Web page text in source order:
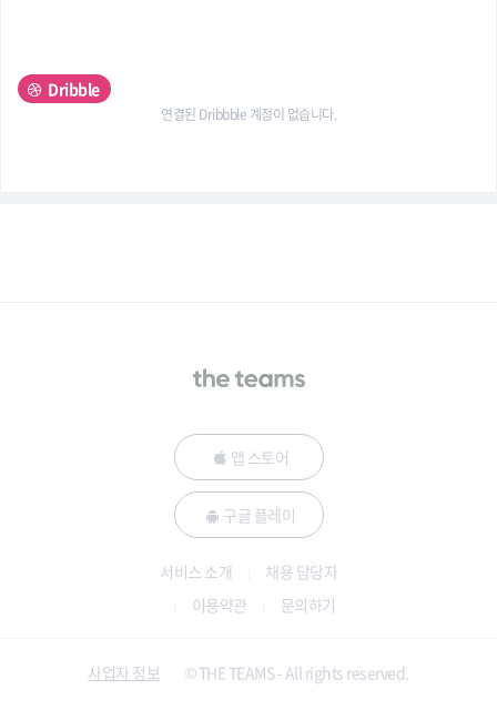
Dribble
연결된 Dribbble 계정이 없습니다.
앱 스토어
구글 플레이
서비스 소개
채용 담당자
이용약관
문의하기
사업자 정보 © THE TEAMS - All rights reserved.